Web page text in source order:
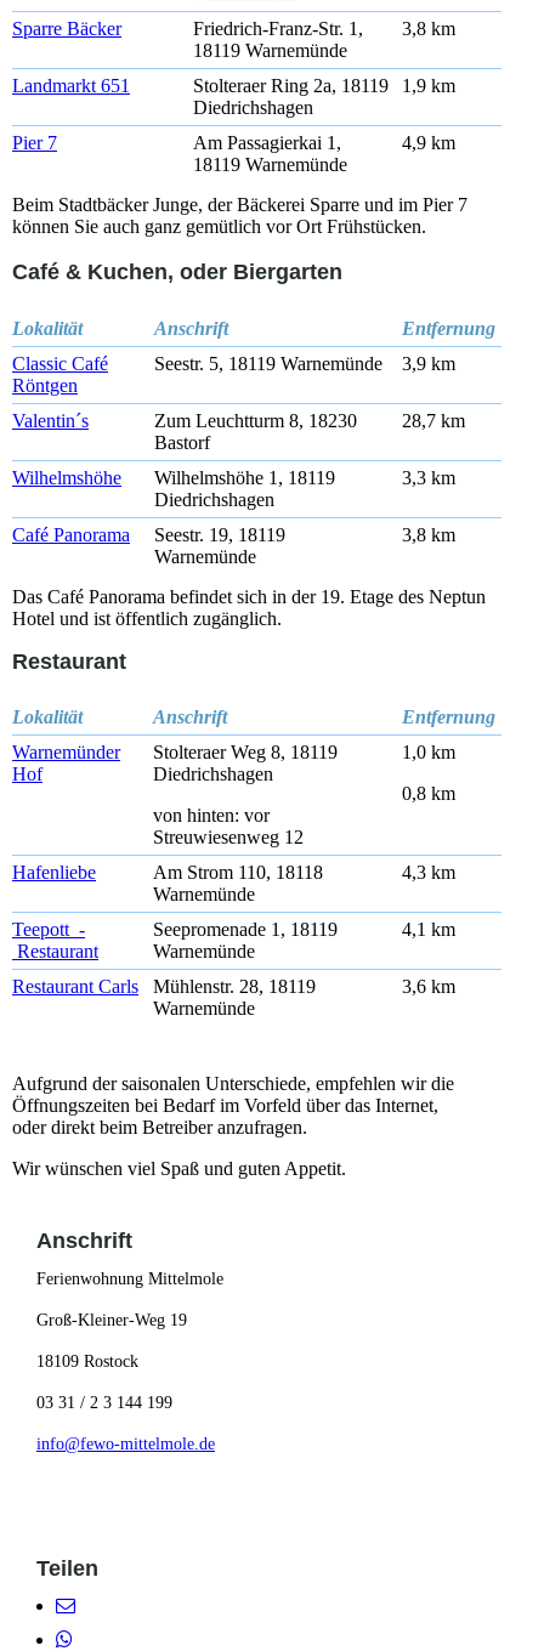
Sparre Bäcker
Friedrich-Franz-Str. 1,
18119 Warnemünde
3,8 km
Landmarkt 651
Stolteraer Ring 2a, 18119
Diedrichshagen
1,9 km
Pier 7
Am Passagierkai 1,
18119 Warnemünde
4,9 km
Beim Stadtbäcker Junge, der Bäckerei Sparre und im Pier 7
können Sie auch ganz gemütlich vor Ort Frühstücken.
Café & Kuchen, oder Biergarten
Lokalität Anschrift
Entfernung
Classic Café
Röntgen
Seestr. 5, 18119 Warnemünde 3,9 km
Valentin´s
Zum Leuchtturm 8, 18230
Bastorf
28,7 km
Wilhelmshöhe
Wilhelmshöhe 1, 18119
Diedrichshagen
3,3 km
Café Panorama
Seestr. 19, 18119
Warnemünde
3,8 km
Das Café Panorama befindet sich in der 19. Etage des Neptun
Hotel und ist öffentlich zugänglich.
Restaurant
Lokalität Anschrift
Entfernung
Warnemünder
Hof
Stolteraer Weg 8, 18119
Diedrichshagen
von hinten: vor
Streuwiesenweg 12
1,0 km
0,8 km
Hafenliebe
Am Strom 110, 18118
Warnemünde
4,3 km
Teepott -
Restaurant
Seepromenade 1, 18119
Warnemünde
4,1 km
Restaurant Carls
Mühlenstr. 28, 18119
Warnemünde
3,6 km
Aufgrund der saisonalen Unterschiede, empfehlen wir die
Öffnungszeiten bei Bedarf im Vorfeld über das Internet,
oderdirekt beim Betreiber anzufragen.
Wir wünschen viel Spaß und guten Appetit.
Anschrift
Ferienwohnung Mittelmole
Groß-Kleiner-Weg 19
18109 Rostock
03 31 / 2 3 144 199
info@fewo-mittelmole.de
Teilen